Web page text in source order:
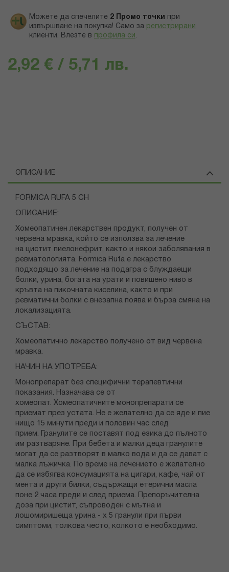
Можете да спечелите 2 Промо точки
при
извършване на покупка! Само за регистрирани
клиенти. Влезте в профила си .
2,92 € / 5,71 лв.
ОПИСАНИЕ
FORMICA RUFA 5 CH
ОПИСАНИЕ:
Хомеопатичен лекарствен продукт, получен от
червена мравка, който се използва за лечение
на цистит пиелонефрит, както и някои заболявания в
ревматологията. Formica Rufa е лекарство
подходящо за лечение на подагра с блуждаещи
болки, урина, богата на урати и повишено ниво в
кръвта на пикочната киселина, както и при
ревматични болки с внезапна поява и бърза смяна на
локализацията.
СЪСТАВ:
Хомеопатично лекарство получено от вид червена
мравка.
НАЧИН НА УПОТРЕБА:
Монопрепарат без специфични терапевтични
показания. Назначава се от
хомеопат. Хомеопатичните монопрепарати се
приемат през устата. Не е желателно да се яде и пие
нищо 15 минути преди и половин час след
прием. Гранулите се поставят под езика до пълното
им разтваряне. При бебета и малки деца гранулите
могат да се разтворят в малко вода и да се дават с
малка лъжичка. По време на лечението е желателно
да се избягва консумацията на цигари, кафе, чай от
мента и други билки, съдържащи етерични масла
поне 2 часа преди и след приема. Препоръчителна
доза при цистит, съпроводен с мътна и
лошомиришеща урина - х 5 гранули при първи
симптоми, толкова често, колкото е необходимо.